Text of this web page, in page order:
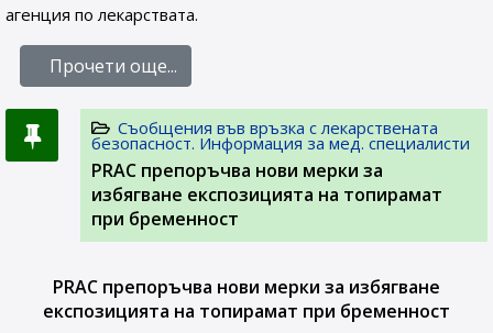
агенция по лекарствата.
Прочети още...
Съобщения във връзка с лекарствената
безопасност. Информация за мед. специалисти
PRAC препоръчва нови мерки за
избягване експозицията на топирамат
при бременност
PRAC препоръчва нови мерки за избягване
експозицията на топирамат при бременност